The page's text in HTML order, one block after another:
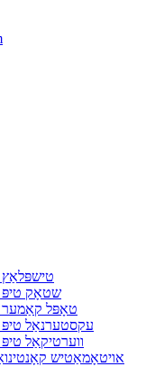
טישפּלאַץ
שטאָק טיפּ
טאָפּל קאַמער
עקסטערנאַל טיפּ
ווערטיקאַל
אויטאָמאַטיש